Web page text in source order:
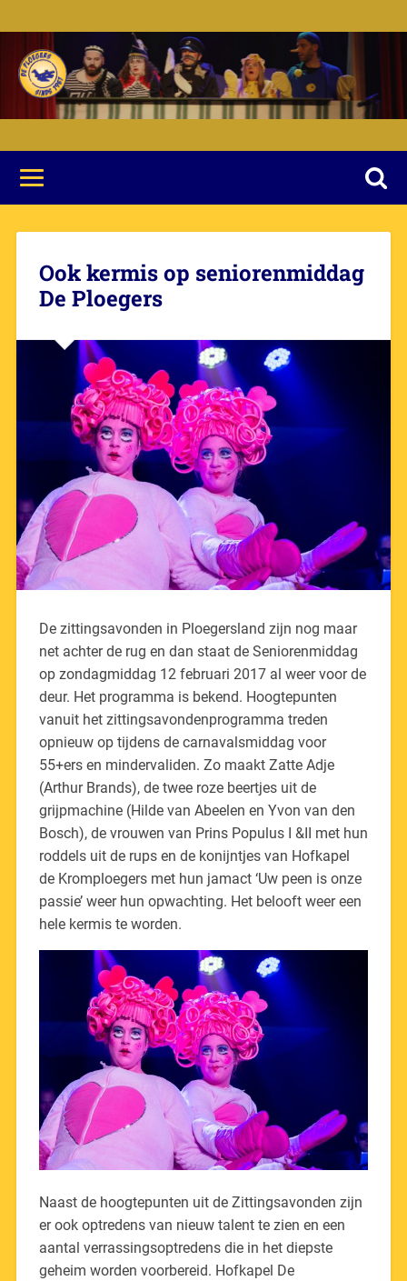
Ook kermis op seniorenmiddag
De Ploegers
De zittingsavonden in Ploegersland zijn nog maar
net achter de rug en dan staat de Seniorenmiddag
op zondagmiddag 12 februari 2017 al weer voor de
deur. Het programma is bekend. Hoogtepunten
vanuit het zittingsavondenprogramma treden
opnieuw op tijdens de carnavalsmiddag voor
55+ers en mindervaliden. Zo maakt Zatte Adje
(Arthur Brands), de twee roze beertjes uit de
grijpmachine (Hilde van Abeelen en Yvon van den
Bosch), de vrouwen van Prins Populus I &II met hun
roddels uit de rups en de konijntjes van Hofkapel
de Kromploegers met hun jamact ‘Uw peen is onze
passie’ weer hun opwachting. Het belooft weer een
hele kermis te worden.
Naast de hoogtepunten uit de Zittingsavonden zijn
er ook optredens van nieuw talent te zien en een
aantal verrassingsoptredens die in het diepste
geheim worden voorbereid. Hofkapel De